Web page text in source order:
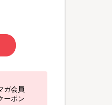
ガ会員
ーポン